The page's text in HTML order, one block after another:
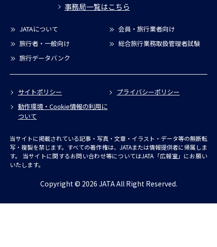
事務局一覧はこちら
JATAについて
会員・旅行業者向け
旅行者・一般向け
総合旅行業務取扱管理者試験
旅行データバンク
サイトポリシー
プライバシーポリシー
動作環境・Cookie情報の利用に
ついて
当サイトに掲載されている記事・写真・文章・イラスト・データ等の無断転
写・複製を禁じます。すべての著作権は、JATAまたは情報提供者に帰属しま
す。
当サイトに関するお問い合わせ等についてはJATA「広報室」にお願い
いたします。
Copyright © 2026 JATA All Right Reserved.